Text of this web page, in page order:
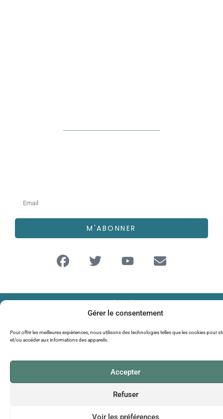
Gérer le consentement
Pour offrir les meilleures expériences, nous utilisons des technologies telles que les cookies pour
et/ou accéder aux informations des appareils.
Accepter
Refuser
Voir les préférences
M'ABONNER
CONFIDENTIALITÉ